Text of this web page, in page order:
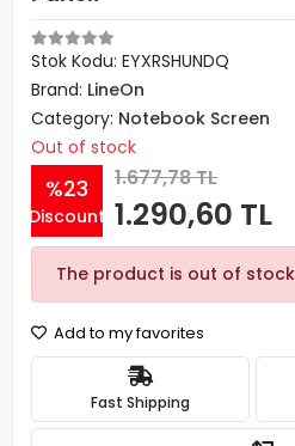
Stok Kodu: EYXRSHUNDQ
Brand: LineOn
Category: Notebook Screen
Out of stock
%23
Discount
1.677,78 TL
1.290,60 TL
The product is out of
Add to my favorites
Fast Shipping